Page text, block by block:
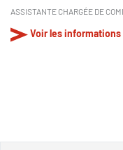
ASSISTANTE CHARGÉE DE
Voir les